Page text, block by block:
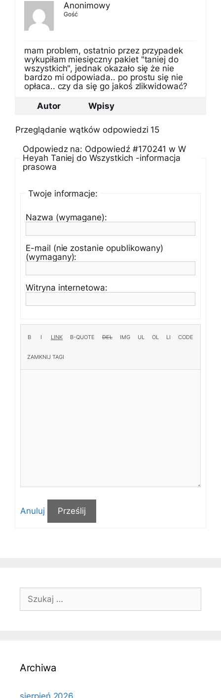
Anonimowy
Gość
mam problem, ostatnio przez przypadek
wykupiłam miesięczny pakiet "taniej do
wszystkich", jednak okazało się że nie
bardzo mi odpowiada.. po prostu się nie
opłaca.. czy da się go jakoś zlikwidować?
Autor
Wpisy
Przeglądanie wątków odpowiedzi 15
Odpowiedz na: Odpowiedź #170241 w W
Heyah Taniej do Wszystkich -informacja
prasowa
Twoje informacje:
Nazwa (wymagane):
E-mail (nie zostanie opublikowany)
(wymagany):
Witryna internetowa:
Anuluj Prześlij
Szukaj:
Archiwa
sierpień 2026